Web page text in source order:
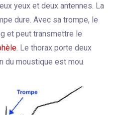
yeux et deux antennes. La
dure. Avec sa trompe, le
et peut transmettre le
. Le thorax porte deux
du moustique est mou.